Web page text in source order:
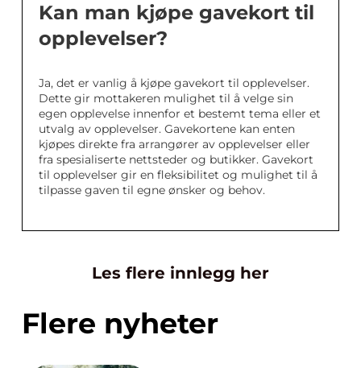
Kan man kjøpe gavekort til
opplevelser?
Ja, det er vanlig å kjøpe gavekort til opplevelser.
Dette gir mottakeren mulighet til å velge sin
egen opplevelse innenfor et bestemt tema eller et
utvalg av opplevelser. Gavekortene kan enten
kjøpes direkte fra arrangører av opplevelser eller
fra spesialiserte nettsteder og butikker. Gavekort
til opplevelser gir en fleksibilitet og mulighet til å
tilpasse gaven til egne ønsker og behov.
Les flere innlegg her
Flere nyheter